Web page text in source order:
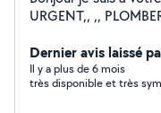
URGENT,, ,, PLOMBERIE ,,ÉLECTRICITÉ
,,POSE DE PARQUET ,,MONTAGE DES MEUBLES EN KIT
,,POSE DE CUISINE ,,CARRELAGE ,,MAÇONNERIE
,,POSE VELUX ,,POSE
Dernier avis laissé
Il y a plus de 6 mois
très disponible et très